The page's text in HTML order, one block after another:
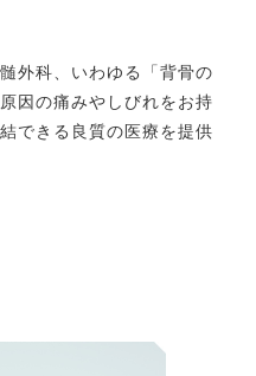
外科、いわゆる「背骨の
因の痛みやしびれをお持
できる良質の医療を提供